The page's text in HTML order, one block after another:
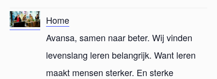
Home
Avansa, samen naar beter. Wij vinden
levenslang leren belangrijk. Want leren
maakt mensen sterker. En sterke